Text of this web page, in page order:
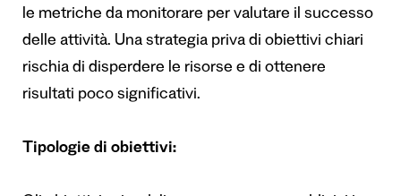
le metriche da monitorare per valutare il successo
delle attività. Una strategia priva di obiettivi chiari
rischia di disperdere le risorse e di ottenere
risultati poco significativi.
Tipologie di obiettivi: